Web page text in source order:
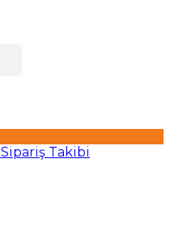
Sipariş Takibi